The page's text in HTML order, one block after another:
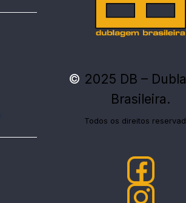
© 2025 DB –
Brasileira.
Todos os direitos